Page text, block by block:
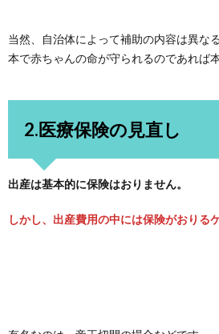
当然、自治体によって補助の内容は異な
本で赤ちゃんの命が守られるのであれば
2.医療保険の見直し
出産は基本的に保険はおりません。
しかし、出産費用の中には保険がおりる